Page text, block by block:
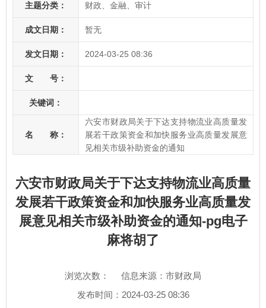
主题分类： 财政、金融、审计
成文日期： 暂无
发文日期： 2024-03-25 08:36
文 号：
关键词：
名 称：
六安市财政局关于下达支持物流业高质量发
展若干政策资金和加快服务业高质量发展意
见相关市级补助资金的通知
六安市财政局关于下达支持物流业高质量
发展若干政策资金和加快服务业高质量发
展意见相关市级补助资金的通知-pg电子
麻将胡了
浏览次数：
信息来源：市财政局
发布时间：2024-03-25 08:36